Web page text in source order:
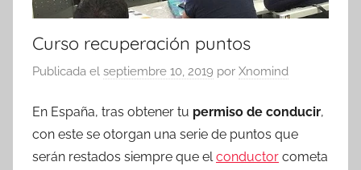
Curso recuperación puntos
Publicada el septiembre 10, 2019 por Xnomind
En España, tras obtener tu permiso de conducir,
con este se otorgan una serie de puntos que
serán restados siempre que elconductor cometa